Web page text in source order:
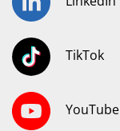
TikTok
YouTube